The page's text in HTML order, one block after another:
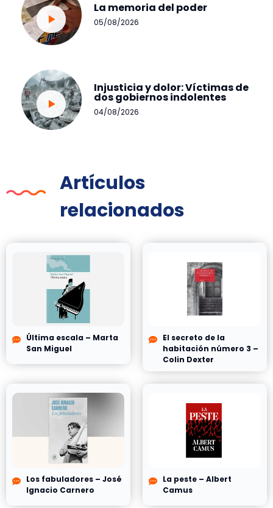
La memoria del poder
05/08/2026
Injusticia y dolor: Víctimas de
dos gobiernos indolentes
04/08/2026
Artículos
relacionados
Última escala – Marta
San Miguel
El secreto de la
habitación número 3 –
Colin Dexter
Los fabuladores – José
Ignacio Carnero
La peste – Albert
Camus